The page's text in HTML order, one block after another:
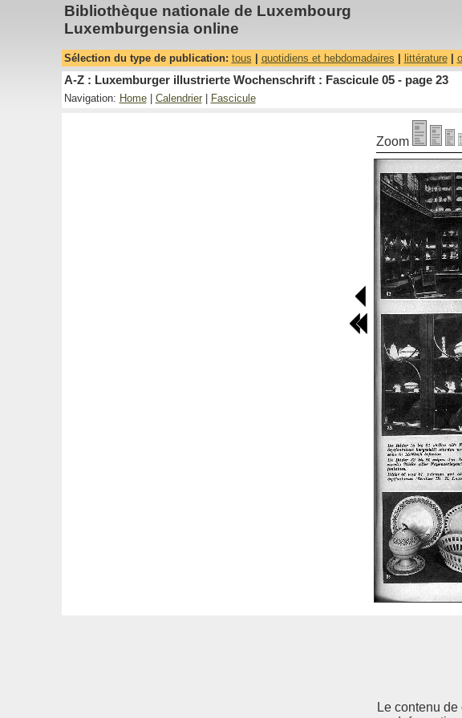
Bibliothèque nationale de Luxembourg
Luxemburgensia online
Sélection du type de publication: tous quotidiens et hebdomadaires littérature|
A-Z : Luxemburger illustrierte Wochenschrift : Fascicule 05 - page 23
Navigation: Home| Calendrier| Fascicule
Zoom
Le contenu